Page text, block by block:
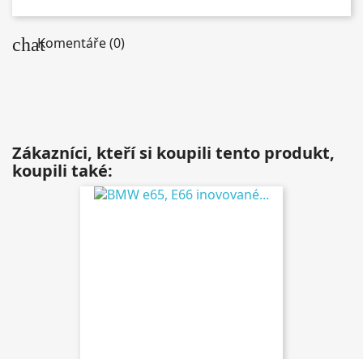
chatKomentáře (0)
Zákazníci, kteří si koupili tento produkt,
koupili také: